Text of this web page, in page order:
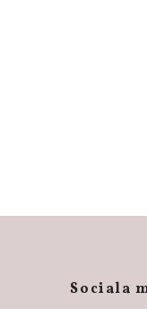
Sociala